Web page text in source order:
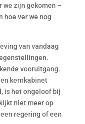
we zijn gekomen –
hoe ver we nog
van vandaag
vooruitgang.
kernkabinet
is het ongeloof bij
niet meer op
regering of een